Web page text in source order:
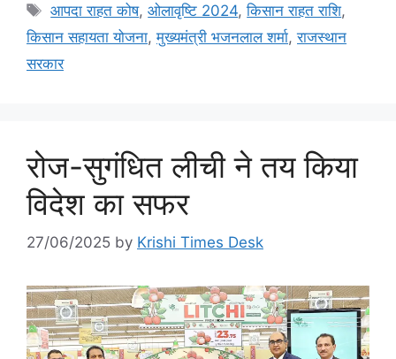
आपदा राहत कोष,ओलावृष्टि 2024,किसान राहत राशि,
किसान सहायता योजना,मुख्यमंत्री भजनलाल शर्मा,राजस्थान
सरकार
रोज-सुगंधित लीची ने तय किया
विदेश का सफर
27/06/2025 by Krishi Times Desk